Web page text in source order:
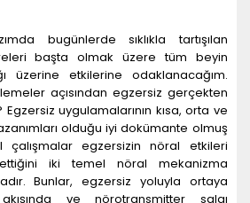
bugünlerde sıklıkla tartışılan
başta olmak üzere tüm beyin
üzerine etkilerine odaklanacağım.
açısından egzersiz gerçekten
uygulamalarının kısa, orta ve
olduğu iyi dokümante olmuş
çalışmalar egzersizin nöral etkileri
iki temel nöral mekanizma
Bunlar, egzersiz yoluyla ortaya
ve nörotransmitter salgı